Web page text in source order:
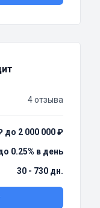
4 отзыва
до 2 000 000 ₽
0.25% в день
30 - 730 дн.